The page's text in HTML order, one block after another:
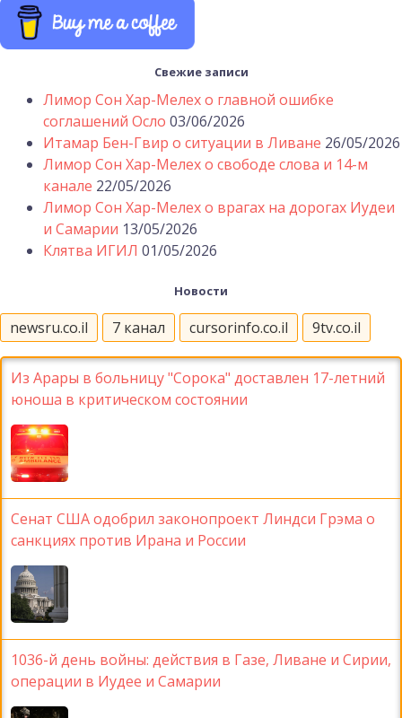
Свежие записи
Лимор Сон Хар-Мелех о главной ошибке
соглашений Осло 03/06/2026
Итамар Бен-Гвир о ситуации в Ливане 26/05/2026
Лимор Сон Хар-Мелех о свободе слова и 14-м
канале 22/05/2026
Лимор Сон Хар-Мелех о врагах на дорогах Иудеи
и Самарии 13/05/2026
Клятва ИГИЛ 01/05/2026
Новости
newsru.co.il 7 канал cursorinfo.co.il 9tv.co.il
Из Арары в больницу "Сорока" доставлен 17-летний
юноша в критическом состоянии
Сенат США одобрил законопроект Линдси Грэма о
санкциях против Ирана и России
1036-й день войны: действия в Газе, Ливане и Сирии,
операции в Иудее и Самарии